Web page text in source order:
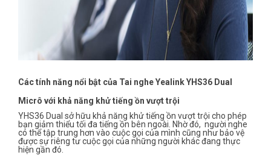
Các tính năng nổi bật của Tai nghe Yealink YHS36 Dual
Micrô với khả năng khử tiếng ồn vượt trội
YHS36 Dual sở hữu khả năng khử tiếng ồn vượt trội cho phép
bạn giảm thiểu tối đa tiếng ồn bên ngoài. Nhờ đó, người nghe
có thể tập trung hơn vào cuộc gọi của mình cũng như bảo vệ
được sự riêng tư cuộc gọi của những người khác đang thực
hiện gần đó.